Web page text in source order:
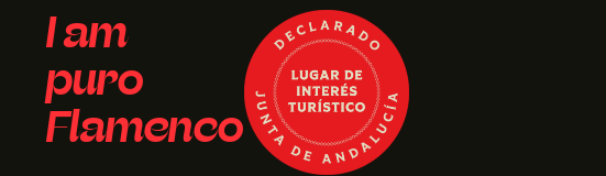
I am
puro
Flamenco